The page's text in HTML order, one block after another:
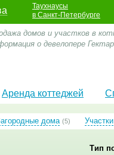
Таухнаусы
в Санкт-Петербурге
домов и участков в
о девелопере
Аренда коттеджей
дома (5) Участки
Тип